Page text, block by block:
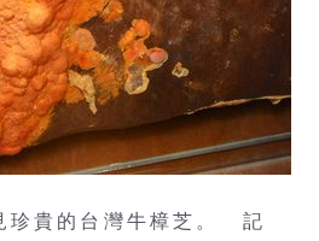
珍貴的台灣牛樟芝。 記